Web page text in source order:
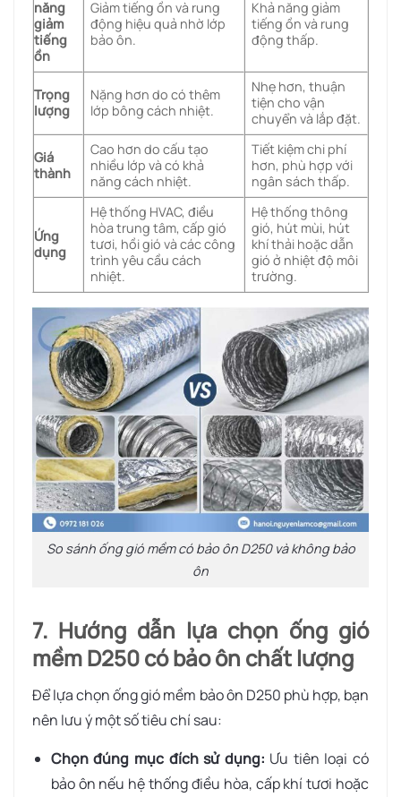
năng
giảm
tiếng
ồn
Giảm tiếng ồn và rung
động hiệu quả nhờ lớp
bảo ôn.
Khả năng giảm
tiếng ồn và rung
động thấp.
Trọng
lượng
Nặng hơn do có thêm
lớp bông cách nhiệt.
Nhẹ hơn, thuận
tiện cho vận
chuyển và lắp đặt.
Giá
thành
Cao hơn do cấu tạo
nhiều lớp và có khả
năng cách nhiệt.
Tiết kiệm chi phí
hơn, phù hợp với
ngân sách thấp.
Ứng
dụng
Hệ thống HVAC, điều
hòa trung tâm, cấp gió
tươi, hồi gió và các công
trình yêu cầu cách
nhiệt.
Hệ thống thông
gió, hút mùi, hút
khí thải hoặc dẫn
gió ở nhiệt độ môi
trường.
So sánh ống gió mềm có bảo ôn D250 và không bảo
ôn
7. Hướng dẫn lựa chọn ống gió
mềm D250 có bảo ôn chất lượng
Để lựa chọn ống gió mềm bảo ôn D250 phù hợp, bạn
nên lưu ý một số tiêu chí sau:
Chọn đúng mục đích sử dụng: Ưu tiên loại có
bảo ôn nếu hệ thống điều hòa, cấp khí tươi hoặc